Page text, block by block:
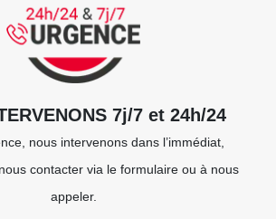
7j/7 et 24h/24
nous intervenons dans l’immédiat,
contacter via le formulaire ou à nous
appeler.